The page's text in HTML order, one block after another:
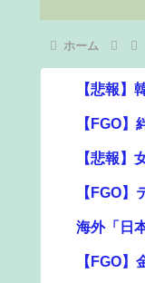
ホーム
【悲報】
【FGO
【悲報
【FGO
海外「日
【FGO